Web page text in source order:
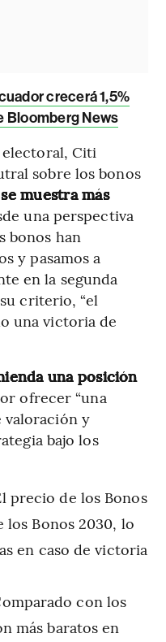
crecerá 1,5%
Bloomberg News
Citi
sobre los bonos
muestra más
una perspectiva
bonos han
y pasamos a
en la segunda
criterio, “el
una victoria de
una posición
ofrecer “una
valoración y
bajo los
precio de los Bonos
los Bonos 2030, lo
en caso de victoria
con los
más baratos en